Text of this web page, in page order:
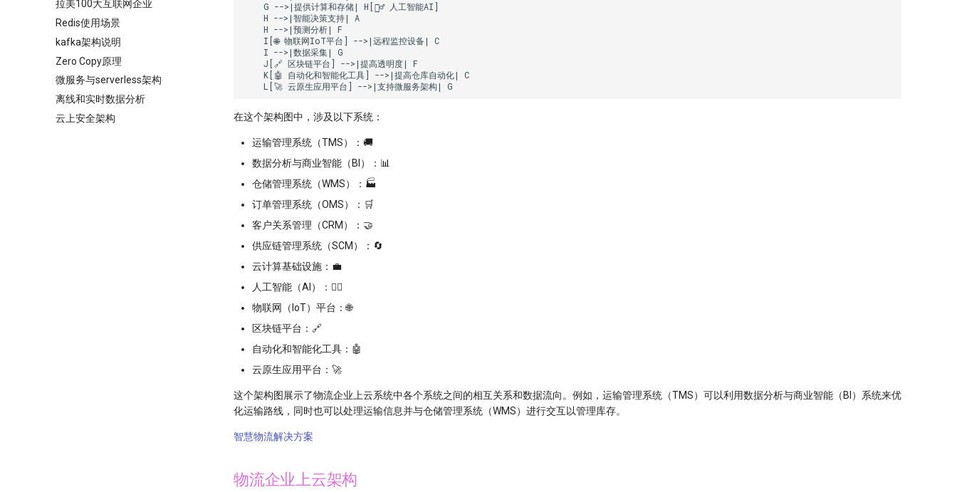
拉美100大互联网企业
Redis使用场景
kafka架构说明
Zero Copy原理
微服务与serverless架构
离线和实时数据分析
云上安全架构
    G -->|提供计算和存储| H[🕵️‍♂️ 人工智能AI]
    H -->|智能决策支持| A
    H -->|预测分析| F
    I[🌐 物联网IoT平台] -->|远程监控设备| C
    I -->|数据采集| G
    J[🔗 区块链平台] -->|提高透明度| F
    K[🤖 自动化和智能化工具] -->|提高仓库自动化| C
    L[🚀 云原生应用平台] -->|支持微服务架构| G
在这个架构图中，涉及以下系统：
运输管理系统（TMS）：🚚
数据分析与商业智能（BI）：📊
仓储管理系统（WMS）：🏭
订单管理系统（OMS）：🛒
客户关系管理（CRM）：🤝
供应链管理系统（SCM）：🔄
云计算基础设施：💼
人工智能（AI）：🕵️‍♂️
物联网（IoT）平台：🌐
区块链平台：🔗
自动化和智能化工具：🤖
云原生应用平台：🚀
这个架构图展示了物流企业上云系统中各个系统之间的相互关系和数据流向。例如，运输管理系统（TMS）可以利用数据分析与商业智能（BI）系统来优
化运输路线，同时也可以处理运输信息并与仓储管理系统（WMS）进行交互以管理库存。
智慧物流解决方案
物流企业上云架构